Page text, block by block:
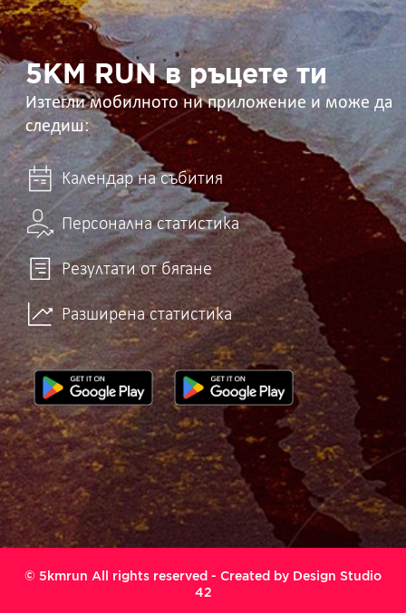
RUN
в
ръцете
ти 5KM RUN в ръцете ти
Изтегли мобилното ни приложение и може да
следиш:
Календар на събития
Персонална статистика
Резултати от бягане
Разширена статистика
© 5kmrun All rights reserved - Created by Design Studio
42